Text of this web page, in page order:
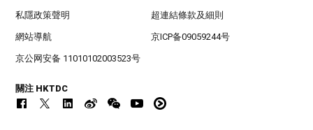
私隱政策聲明 超連結條款及細則
網站導航 京ICP备09059244号
京公网安备 11010102003523号
關注 HKTDC